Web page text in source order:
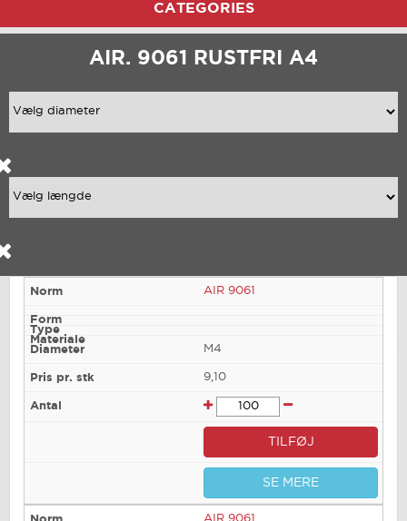
CATEGORIES
AIR. 9061 RUSTFRI A4
AIR 9061
M4
9,10
TILFØJ
SE MERE
AIR 9061